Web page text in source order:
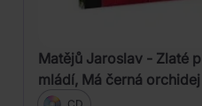
Matějů Jaroslav - Zlaté
mládí, Má černá orchidej